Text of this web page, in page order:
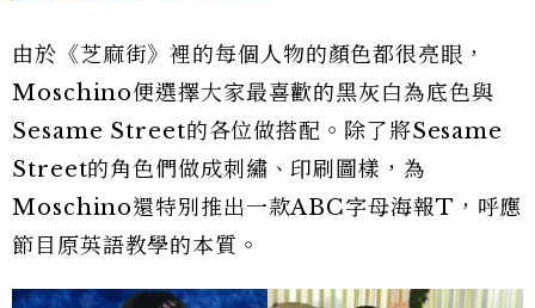
由於《芝麻街》裡的每個人物的顏色都很亮眼，
Moschino便選擇大家最喜歡的黑灰白為底色與
Sesame Street的各位做搭配。除了將Sesame
Street的角色們做成刺繡、印刷圖樣，為
Moschino還特別推出一款ABC字母海報T，呼應
節目原英語教學的本質。